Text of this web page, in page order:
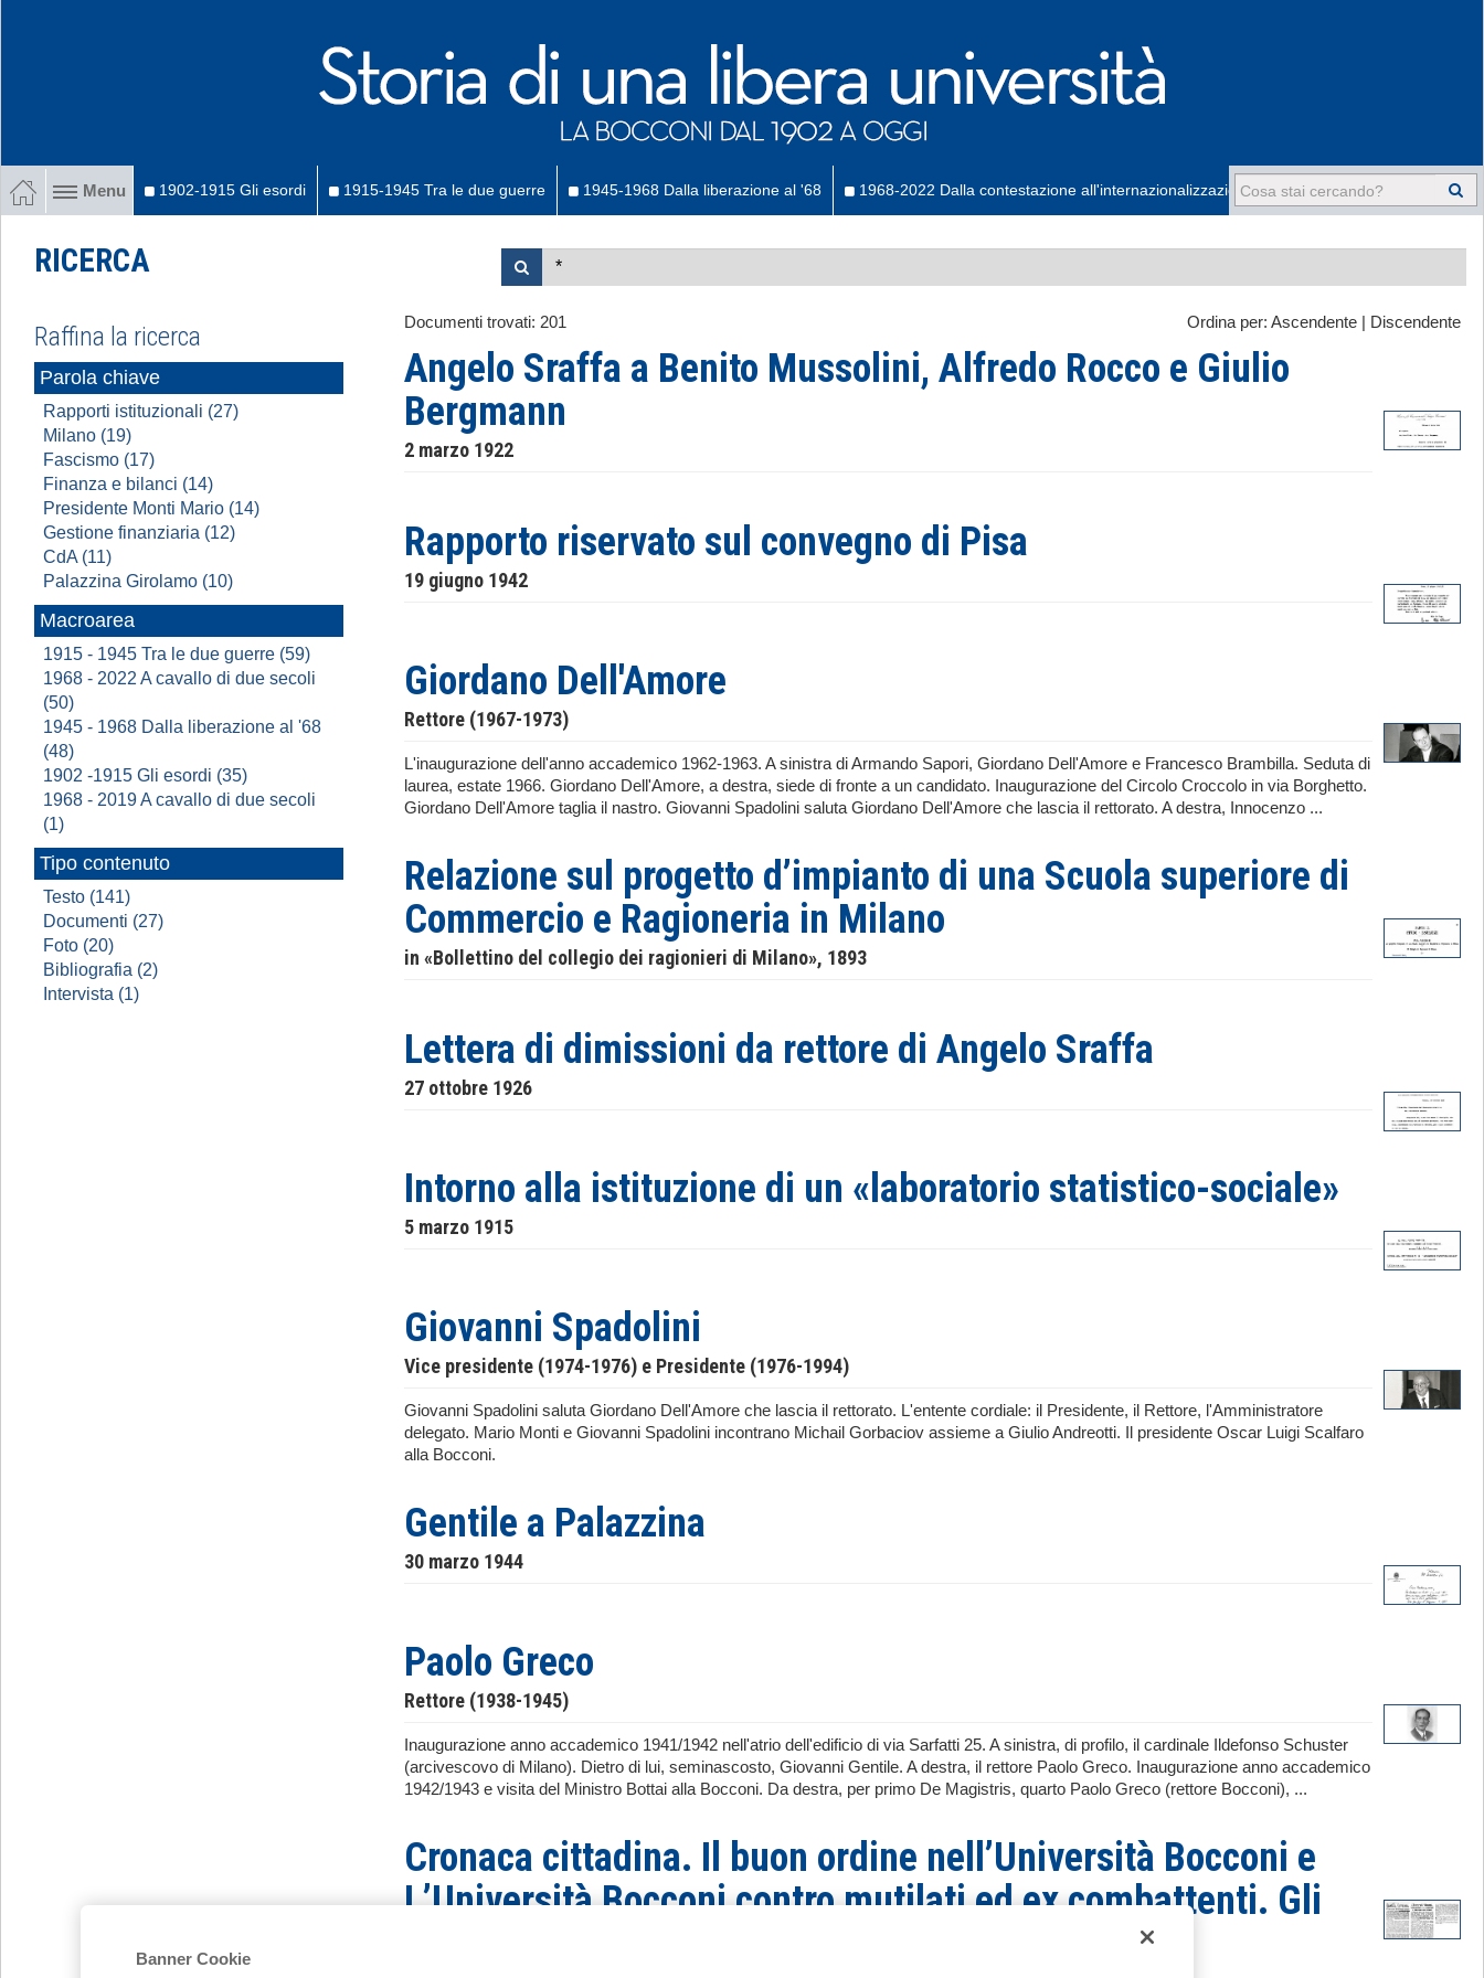
Menu 1902-1915 Gli esordi 1915-1945 Tra le due guerre 1945-1968 Dalla liberazione al '68 1968-2022 Dalla contestazione all'internazionalizzazione -
RICERCA
Ordina per: Ascendente Discendente
Documenti trovati: 201
Angelo Sraffa a Benito Mussolini, Alfredo Rocco e Giulio
Bergmann
2 marzo 1922
Rapporto riservato sul convegno di Pisa
19 giugno 1942
Giordano Dell'Amore
Rettore (1967-1973)
L'inaugurazione dell'anno accademico 1962-1963. A sinistra di Armando Sapori, Giordano Dell'Amore e Francesco Brambilla. Seduta di
laurea, estate 1966. Giordano Dell'Amore, a destra, siede di fronte a un candidato. Inaugurazione del Circolo Croccolo in via Borghetto.
Giordano Dell'Amore taglia il nastro. Giovanni Spadolini saluta Giordano Dell'Amore che lascia il rettorato. A destra, Innocenzo ...
Relazione sul progetto d’impianto di una Scuola superiore di
Commercio e Ragioneria in Milano
in «Bollettino del collegio dei ragionieri di Milano», 1893
Lettera di dimissioni da rettore di Angelo Sraffa
27 ottobre 1926
Intorno alla istituzione di un «laboratorio statistico-sociale»
5 marzo 1915
Giovanni Spadolini
Vice presidente (1974-1976) e Presidente (1976-1994)
Giovanni Spadolini saluta Giordano Dell'Amore che lascia il rettorato. L'entente cordiale: il Presidente, il Rettore, l'Amministratore
delegato. Mario Monti e Giovanni Spadolini incontrano Michail Gorbaciov assieme a Giulio Andreotti. Il presidente Oscar Luigi Scalfaro
alla Bocconi.
Gentile a Palazzina
30 marzo 1944
Paolo Greco
Rettore (1938-1945)
Inaugurazione anno accademico 1941/1942 nell'atrio dell'edificio di via Sarfatti 25. A sinistra, di profilo, il cardinale Ildefonso Schuster
(arcivescovo di Milano). Dietro di lui, seminascosto, Giovanni Gentile. A destra, il rettore Paolo Greco. Inaugurazione anno accademico
1942/1943 e visita del Ministro Bottai alla Bocconi. Da destra, per primo De Magistris, quarto Paolo Greco (rettore Bocconi), ...
Cronaca cittadina. Il buon ordine nell’Università Bocconi e
L’Università Bocconi contro mutilati ed ex combattenti. Gli
Raffina la ricerca
Parola chiave
Rapporti istituzionali (27)
Milano (19)
Fascismo (17)
Finanza e bilanci (14)
Presidente Monti Mario (14)
Gestione finanziaria (12)
CdA (11)
Palazzina Girolamo (10)
Macroarea
1915 - 1945 Tra le due guerre (59)
1968 - 2022 A cavallo di due secoli
(50)
1945 - 1968 Dalla liberazione al '68
(48)
1902 -1915 Gli esordi (35)
1968 - 2019 A cavallo di due secoli
(1)
Tipo contenuto
Testo (141)
Documenti (27)
Foto (20)
Bibliografia (2)
Intervista (1)
Banner Cookie